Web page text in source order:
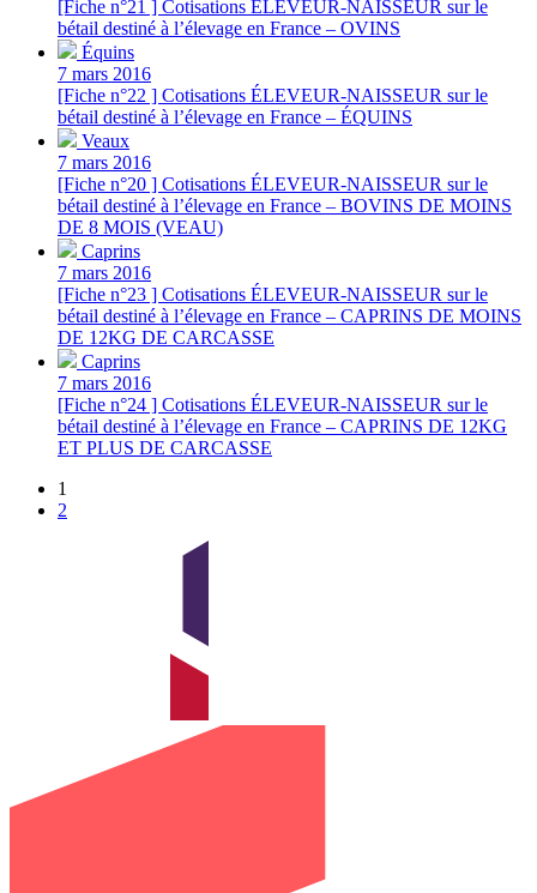
[Fiche n°21 ] Cotisations ÉLEVEUR-NAISSEUR sur le
bétail destiné à l’élevage en France – OVINS
Équins
7 mars 2016
[Fiche n°22 ] Cotisations ÉLEVEUR-NAISSEUR sur le
bétail destiné à l’élevage en France – ÉQUINS
Veaux
7 mars 2016
[Fiche n°20 ] Cotisations ÉLEVEUR-NAISSEUR sur le
bétail destiné à l’élevage en France – BOVINS DE MOINS
DE 8 MOIS (VEAU)
Caprins
7 mars 2016
[Fiche n°23 ] Cotisations ÉLEVEUR-NAISSEUR sur le
bétail destiné à l’élevage en France – CAPRINS DE MOINS
DE 12KG DE CARCASSE
Caprins
7 mars 2016
[Fiche n°24 ] Cotisations ÉLEVEUR-NAISSEUR sur le
bétail destiné à l’élevage en France – CAPRINS DE 12KG
ET PLUS DE CARCASSE
1
2